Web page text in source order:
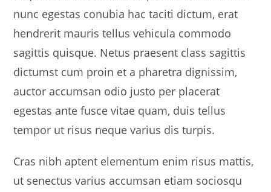
nunc egestas conubia hac taciti dictum, erat
hendrerit mauris tellus vehicula commodo
sagittis quisque. Netus praesent class sagittis
dictumst cum proin et a pharetra dignissim,
auctor accumsan odio justo per placerat
egestas ante fusce vitae quam, duis tellus
tempor ut risus neque varius dis turpis.
Cras nibh aptent elementum enim risus mattis,
ut senectus varius accumsan etiam sociosqu